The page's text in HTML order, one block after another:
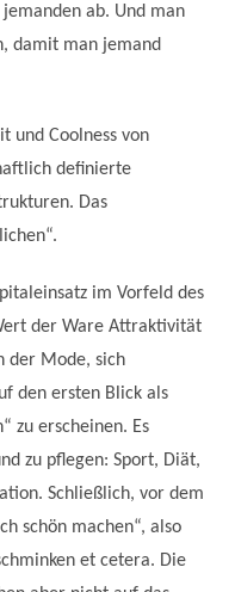
ab. Und man
damit man jemand
und Coolness von
definierte
Das
im Vorfeld des
der Ware Attraktivität
der Mode, sich
den ersten Blick als
zu erscheinen. Es
zu pflegen: Sport, Diät,
Schließlich, vor dem
schön machen“, also
et cetera. Die